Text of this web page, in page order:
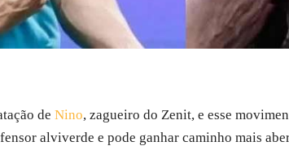
de Nino, zagueiro do Zenit, e esse
alviverde e pode ganhar caminho mais